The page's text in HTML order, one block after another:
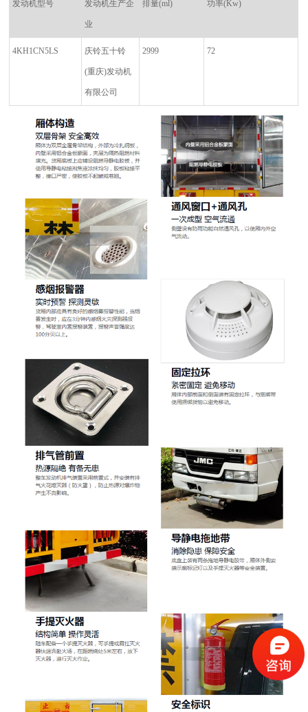
发动机型号 发动机生产企
业
排量(ml) 功率(Kw)
4KH1CN5LS 庆铃五十铃
(重庆)发动机
有限公司
2999 72